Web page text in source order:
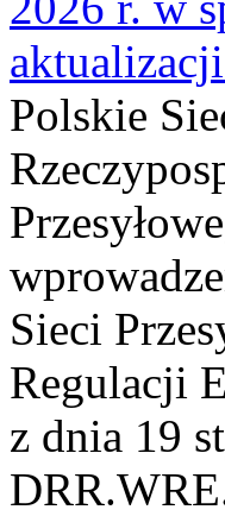
Polskie
Sieci
Regulacji
z dnia 19